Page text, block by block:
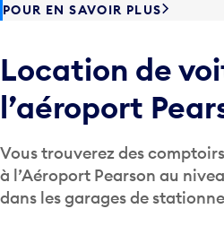
POUR EN SAVOIR PLUS
Location de
l’aéroport
Vous trouverez des
à l’Aéroport Pearson au
dans les garages de